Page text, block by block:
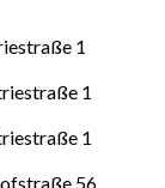
1
1
1
56